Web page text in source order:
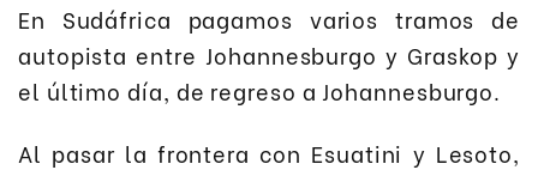
En Sudáfrica pagamos varios tramos de
autopista entre Johannesburgo y Graskop y
el último día, de regreso a Johannesburgo.
Al pasar la frontera con Esuatini y Lesoto,